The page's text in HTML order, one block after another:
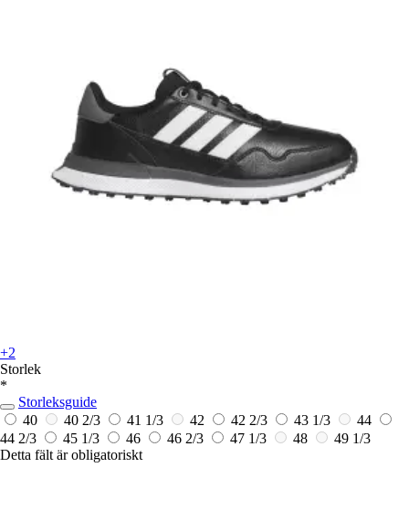
+2
Storlek
*
Storleksguide
40
40 2/3 41 1/3 42 42 2/3 43 1/3
44
44 2/3
45 1/3 46 46 2/3 47 1/3 48
49 1/3
Detta fält är obligatoriskt